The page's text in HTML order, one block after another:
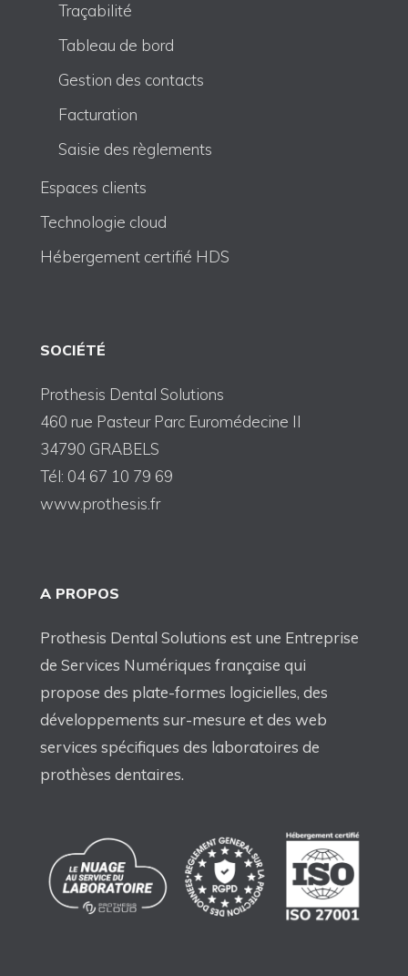
Traçabilité
Tableau de bord
Gestion des contacts
Facturation
Saisie des règlements
Espaces clients
Technologie cloud
Hébergement certifié HDS
SOCIÉTÉ
Prothesis Dental Solutions
460 rue Pasteur Parc Euromédecine II
34790 GRABELS
Tél: 04 67 10 79 69
www.prothesis.fr
A PROPOS
Prothesis Dental Solutions est une Entreprise
de Services Numériques française qui
propose des plate-formes logicielles, des
développements sur-mesure et des web
services spécifiques des laboratoires de
prothèses dentaires.